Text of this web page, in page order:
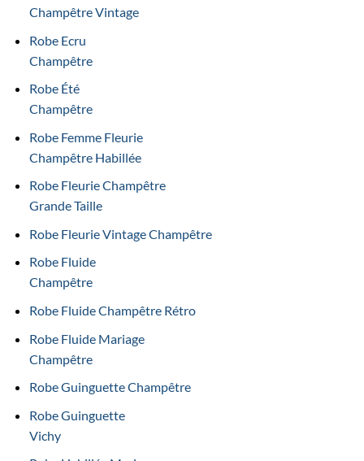
Champêtre Vintage
Robe Ecru
Champêtre
Robe Été
Champêtre
Robe Femme Fleurie
Champêtre Habillée
Robe Fleurie Champêtre
Grande Taille
Robe Fleurie Vintage Champêtre
Robe Fluide
Champêtre
Robe Fluide Champêtre Rétro
Robe Fluide Mariage
Champêtre
Robe Guinguette Champêtre
Robe Guinguette
Vichy